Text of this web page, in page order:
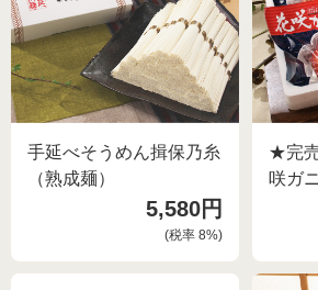
会社概要
ご利用ガイド
お問い合わせ
お問い合わせ
利用規約
個人情報の取り扱いについて
特定商取引法に基づく表記
よくある質問
手延べそうめん揖保乃糸
（熟成麺）
5,580円
(税率8%)
★完
咲ガ